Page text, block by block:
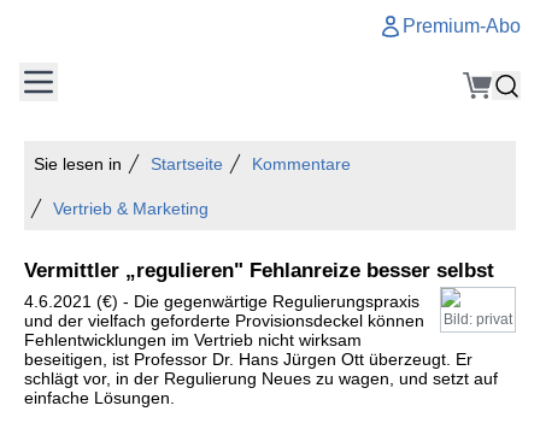
Premium-Abo
Sie lesen in Startseite Kommentare
Vertrieb & Marketing
Vermittler „regulieren" Fehlanreize besser selbst
Bild: privat
4.6.2021 (€) - Die gegenwärtige Regulierungspraxis
und der vielfach geforderte Provisionsdeckel können
Fehlentwicklungen im Vertrieb nicht wirksam
beseitigen, ist Professor Dr. Hans Jürgen Ott überzeugt. Er
schlägt vor, in der Regulierung Neues zu wagen, und setzt auf
einfache Lösungen.